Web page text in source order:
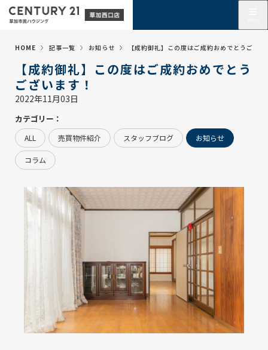
HOME 記事一覧 お知らせ 【成約御礼】この度はご成約おめでとうござ
【成約御礼】この度はご成約おめでとう
ございます！
2022年11月03日
カテゴリー：
ALL 売買物件紹介 スタッフブログ お知らせ
コラム